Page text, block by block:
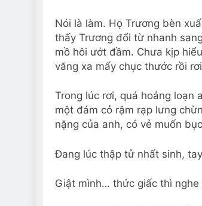
Nói là làm. Họ Trương bèn
thấy Trương đổi từ nhanh
mồ hôi ướt đầm. Chưa kịp
văng xa mấy chục thước rồi
Trong lúc rơi, quá hoảng loạn
một đám cỏ rậm rạp lưng
nặng của anh, có vẻ muốn
Đang lúc thập tử nhất sinh,
Giật mình… thức giấc thì nghe